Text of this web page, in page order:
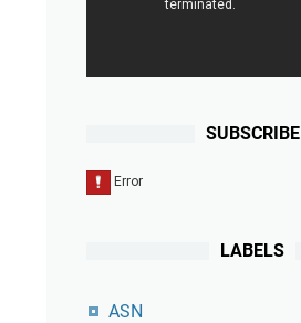
SUBSCRIBE
LABELS
ASN